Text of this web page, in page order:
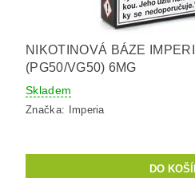
NIKOTINOVÁ BÁZE
(PG50/VG50) 6MG
Skladem
Značka: Imperia